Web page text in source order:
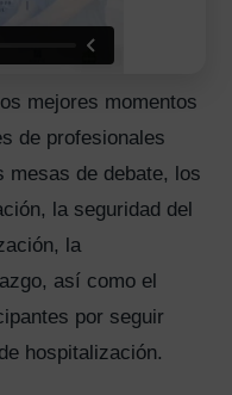
mejores momentos
de profesionales
mesas de debate, los
la seguridad del
la
así como el
por seguir
hospitalización.